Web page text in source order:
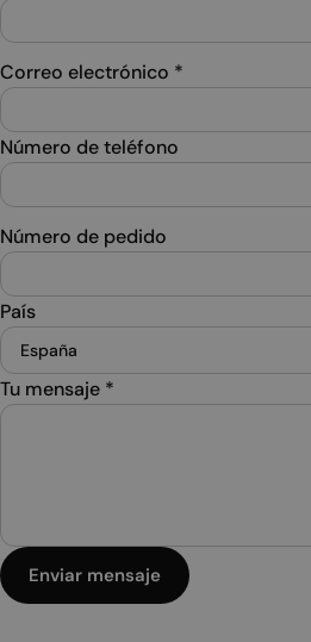
Correo electrónico *
Número de teléfono
Número de pedido
País
Tu mensaje *
Enviar mensaje